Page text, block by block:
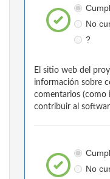
No
?
El sitio web del
información sobre
comentarios (como
contribuir al
No